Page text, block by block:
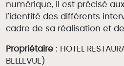
numérique, il est précisé
l'identité des différents
cadre de sa réalisation et
Propriétaire : HOTEL
BELLEVUE)